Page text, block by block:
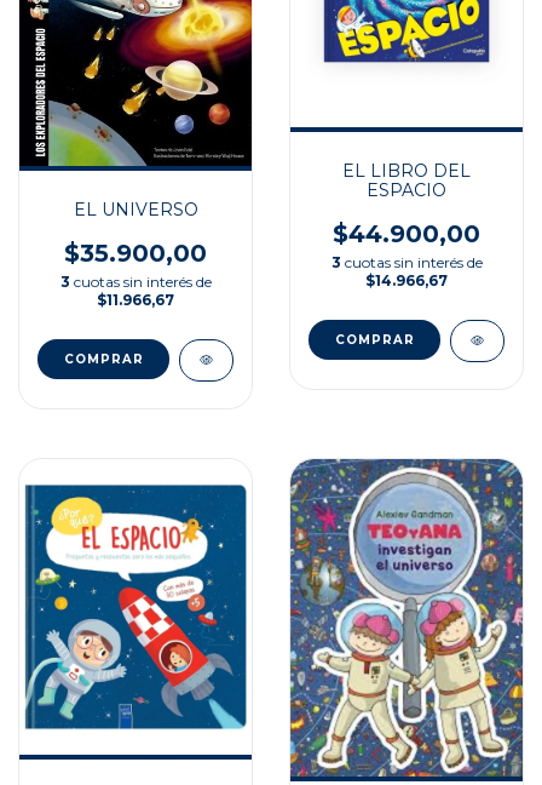
EL UNIVERSO
$35.900,00
3 cuotas sin interés de
$11.966,67
EL LIBRO DEL
ESPACIO
$44.900,00
3 cuotas sin interés de
$14.966,67